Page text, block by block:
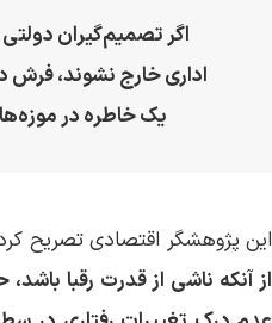
اگر تصمیم‌گیران
اداری خارج نشوند، فرش
یک خاطره در
این پژوهشگر اقتصادی تصریح
از آنکه ناشی از قدرت رقبا